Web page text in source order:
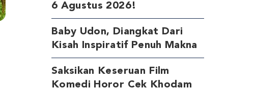
6 Agustus 2026!
Baby Udon, Diangkat Dari
Kisah Inspiratif Penuh Makna
Saksikan Keseruan Film
Komedi Horor Cek Khodam